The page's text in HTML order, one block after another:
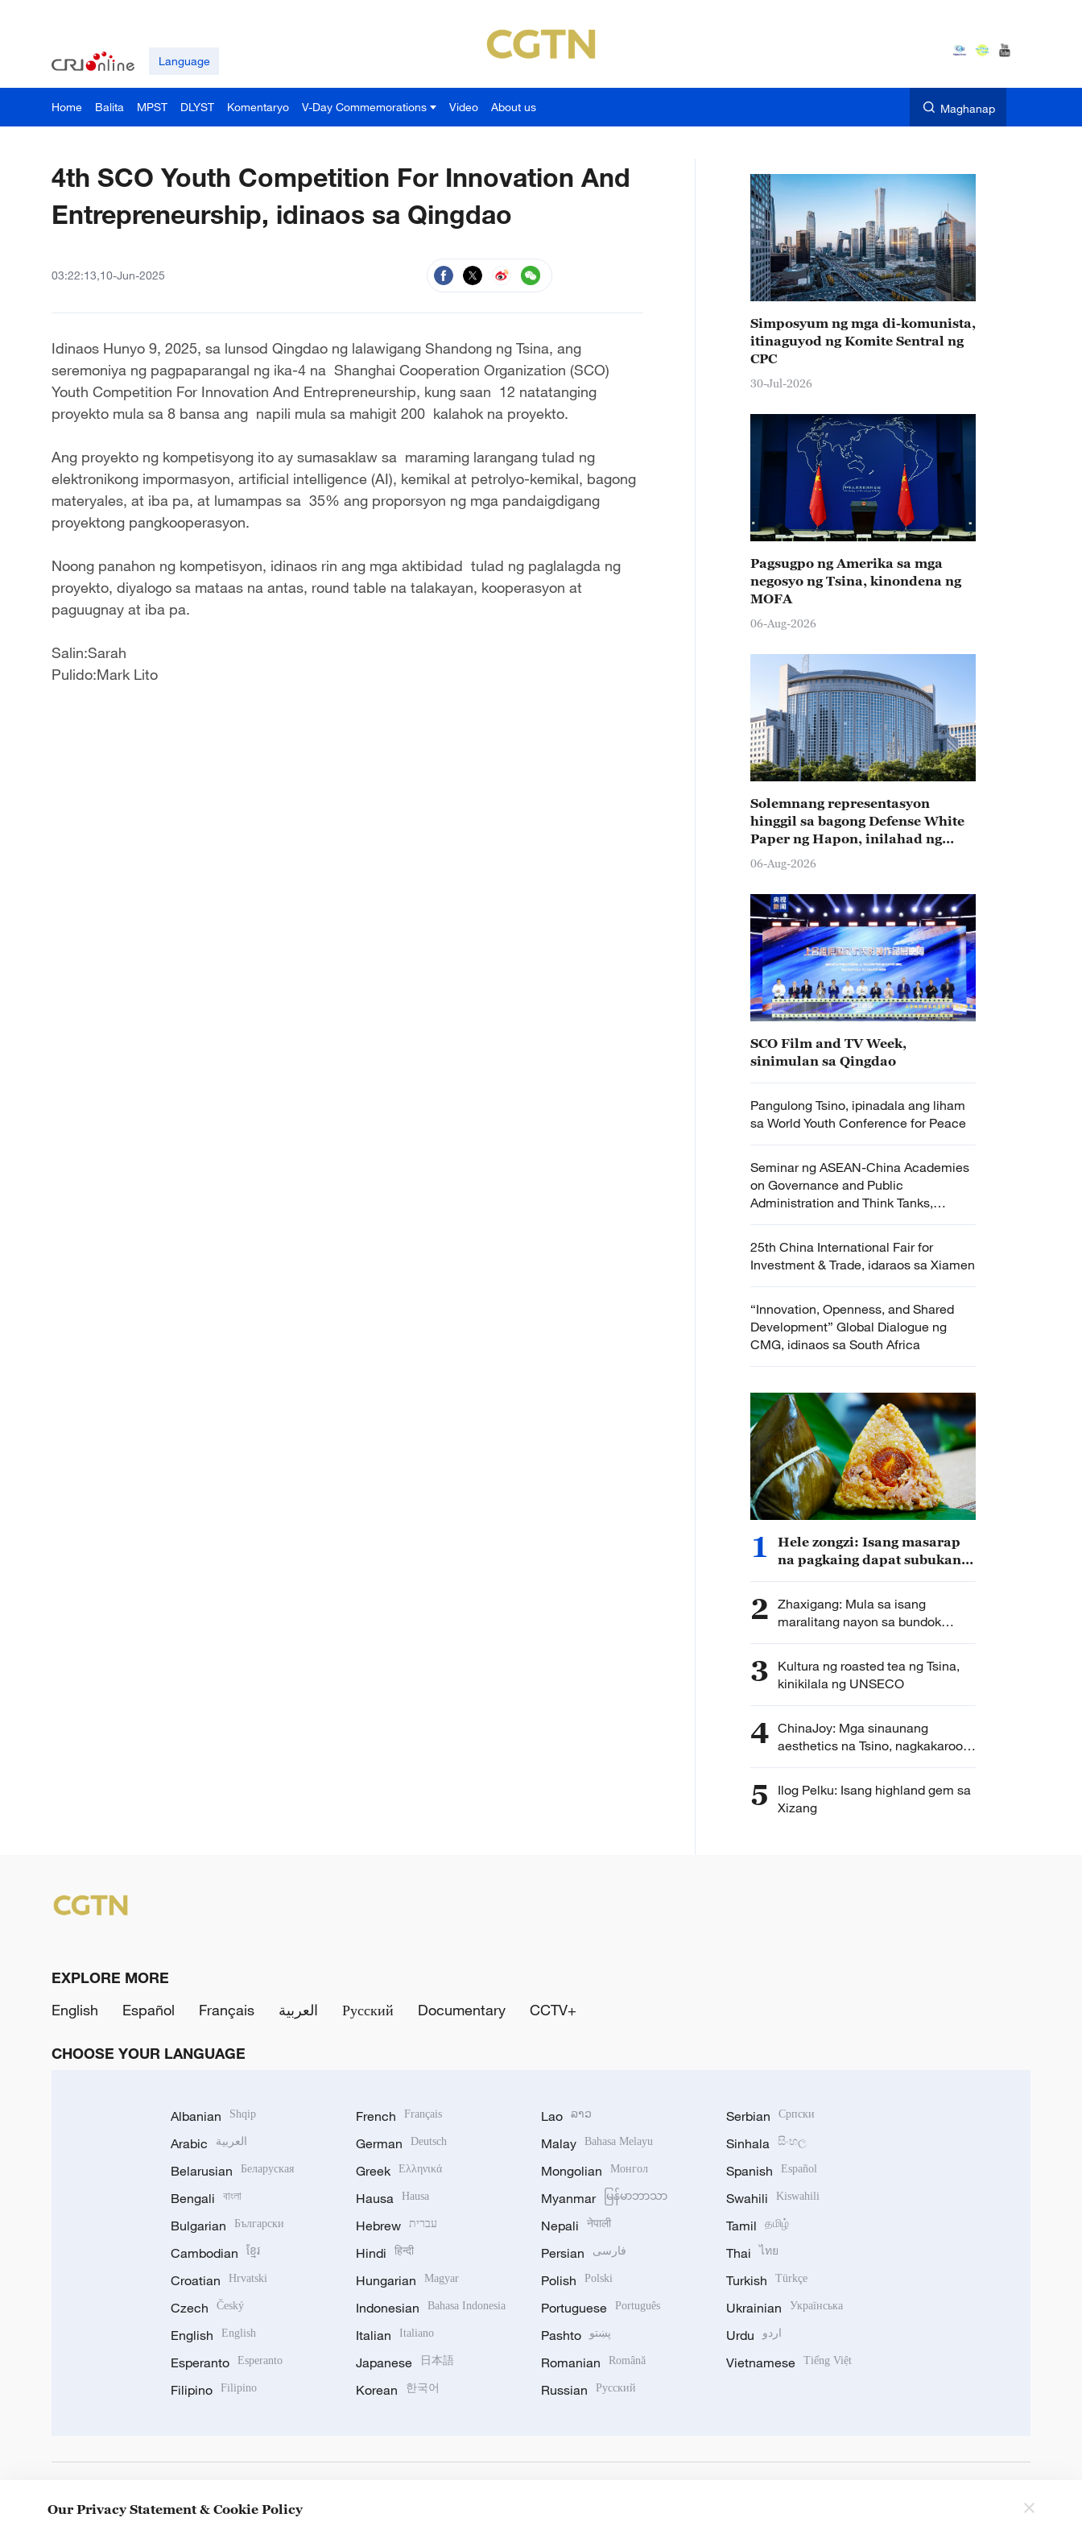
Language
Home Balita MPST DLYST Komentaryo V-Day Commemorations Video About us Maghanap
4th SCO Youth Competition For Innovation And
Entrepreneurship, idinaos sa Qingdao
03:22:13,10-Jun-2025
Idinaos Hunyo 9, 2025, sa lunsod Qingdao ng lalawigang Shandong ng Tsina, ang
seremoniya ng pagpaparangal ng ika-4 na Shanghai Cooperation Organization (SCO)
Youth Competition For Innovation And Entrepreneurship, kung saan 12 natatanging
proyekto mula sa 8 bansa ang napili mula sa mahigit 200 kalahok na proyekto.
Ang proyekto ng kompetisyong ito ay sumasaklaw sa maraming larangang tulad ng
elektronikong impormasyon, artificial intelligence (AI), kemikal at petrolyo-kemikal, bagong
materyales, at iba pa, at lumampas sa 35% ang proporsyon ng mga pandaigdigang
proyektong pangkooperasyon.
Noong panahon ng kompetisyon, idinaos rin ang mga aktibidad tulad ng paglalagda ng
proyekto, diyalogo sa mataas na antas, round table na talakayan, kooperasyon at
paguugnay at iba pa.
Salin:Sarah
Pulido:Mark Lito
Simposyum ng mga di-komunista,
itinaguyod ng Komite Sentral ng
CPC
30-Jul-2026
Pagsugpo ng Amerika sa mga
negosyo ng Tsina, kinondena ng
MOFA
06-Aug-2026
Solemnang representasyon
hinggil sa bagong Defense White
Paper ng Hapon, inilahad ng
Tsina
06-Aug-2026
SCO Film and TV Week,
sinimulan sa Qingdao
Pangulong Tsino, ipinadala ang liham
sa World Youth Conference for Peace
Seminar ng ASEAN-China Academies
on Governance and Public
Administration and Think Tanks,
idinaos sa Nanning
25th China International Fair for
Investment & Trade, idaraos sa Xiamen
“Innovation, Openness, and Shared
Development” Global Dialogue ng
CMG, idinaos sa South Africa
1
Hele zongzi: Isang masarap
na pagkaing dapat subukan
2 Zhaxigang: Mula sa isang
maralitang nayon sa bundok
hanggang sa isang bantog na
3
Kultura ng roasted tea ng Tsina,
kinikilala ng UNSECO
4 ChinaJoy: Mga sinaunang
aesthetics na Tsino, nagkakaroon
ng mga bagong anyo
5
Ilog Pelku: Isang highland gem sa
Xizang
EXPLORE MORE
English
Español Français العربية Русский Documentary CCTV+
CHOOSE YOUR LANGUAGE
Albanian Shqip
Arabic العربية
Belarusian Беларуская
Bengali বাংলা
Bulgarian Български
Cambodian ខ្មែរ
Croatian Hrvatski
Czech Český
English English
Esperanto Esperanto
Filipino Filipino
French Français
German Deutsch
Greek Ελληνικά
Hausa Hausa
Hebrew עברית
Hindi हिन्दी
Hungarian Magyar
Indonesian Bahasa Indonesia
Italian Italiano
Japanese 日本語
Korean 한국어
Lao ລາວ
Malay Bahasa Melayu
Mongolian Монгол
Myanmar မြန်မာဘာသာ
Nepali नेपाली
Persian فارسی
Polish Polski
Portuguese Português
Pashto پښتو
Romanian Română
Russian Русский
Serbian Српски
Sinhala සිංහල
Spanish Español
Swahili Kiswahili
Tamil தமிழ்
Thai ไทย
Turkish Türkçe
Ukrainian Українська
Urdu اردو
Vietnamese Tiếng Việt
Our Privacy Statement & Cookie Policy